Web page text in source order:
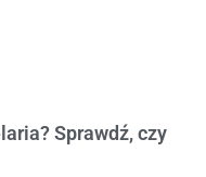
Sprawdź, czy